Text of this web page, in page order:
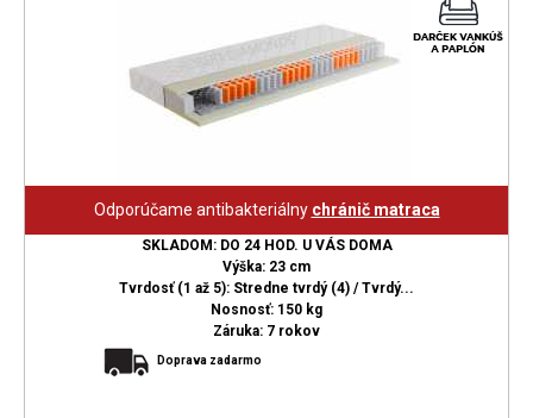
Odporúčame antibakteriálny chránič matraca
SKLADOM: DO 24 HOD. U VÁS DOMA
Výška: 23 cm
Tvrdosť (1 až 5): Stredne tvrdý (4) / Tvrdý...
Nosnosť: 150 kg
Záruka: 7 rokov
Doprava zadarmo